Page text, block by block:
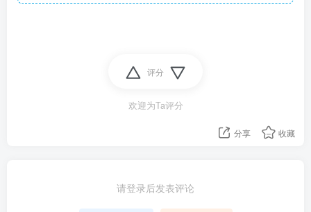
评分
欢迎为Ta评分
分享 收藏
请登录后发表评论